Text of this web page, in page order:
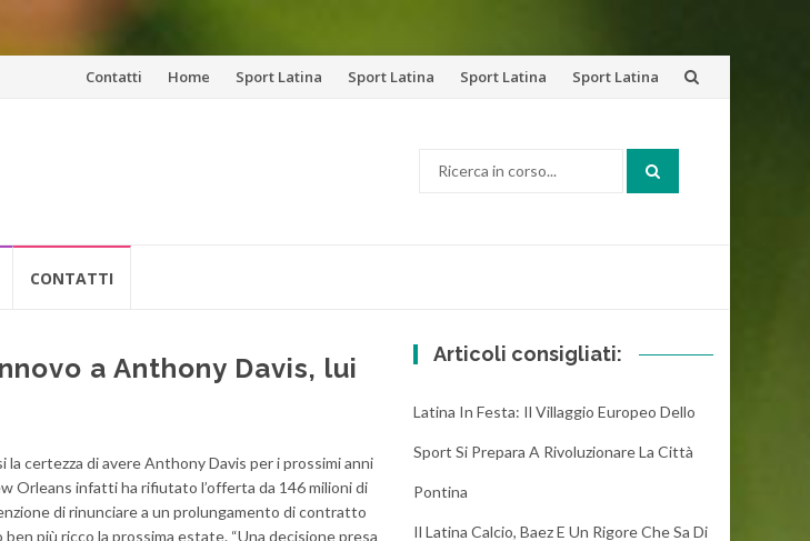
VaiContatti Home Sport Latina Sport Latina Sport Latina Sport Latina
CONTATTI
a Anthony Davis, lui
certezza di avere Anthony Davis per i prossimi anni
Orleans infatti ha rifiutato l’offerta da 146 milioni di
di rinunciare a un prolungamento di contratto
più ricco la prossima estate. “Una decisione presa
Articoli consigliati:
Latina In Festa: Il Villaggio Europeo Dello
Sport Si Prepara A Rivoluzionare La Città
Pontina
Il Latina Calcio, Baez E Un Rigore Che Sa Di